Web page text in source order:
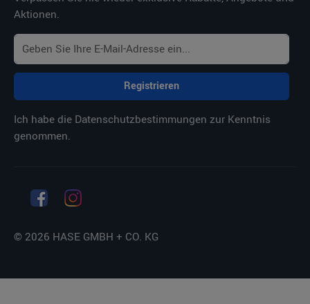
Aktionen.
Registrieren
Ich habe die Datenschutzbestimmungen zur Kenntnis
genommen.
© 2026 HASE GMBH + CO. KG